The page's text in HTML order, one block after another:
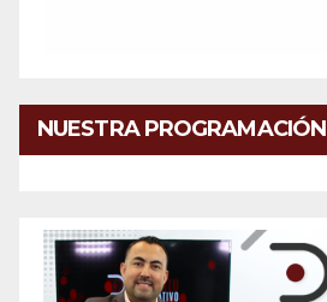
NUESTRA PROGRAMACIÓN